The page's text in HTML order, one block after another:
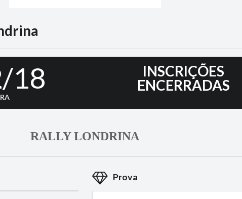
18
INSCRIÇÕES
ENCERRADAS
RALLY LONDRINA
Prova